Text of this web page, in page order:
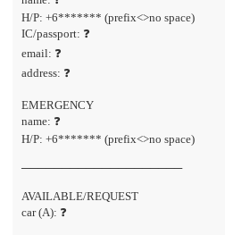
H/P: +6******* (prefix<>no space)
IC/passport: ❓
email: ❓
address: ❓
EMERGENCY
name: ❓
H/P: +6******* (prefix<>no space)
────────────────────
AVAILABLE/REQUEST
car (A): ❓